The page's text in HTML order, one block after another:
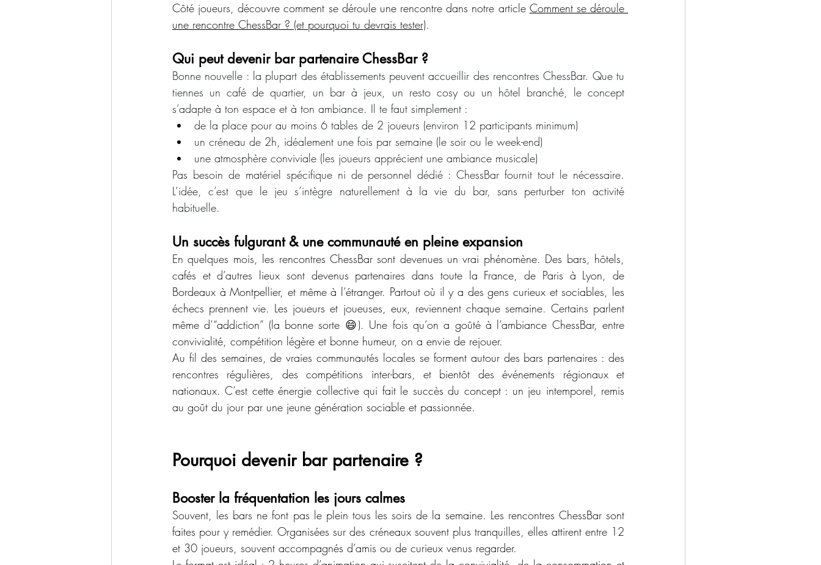
Côté joueurs, découvre comment se déroule une rencontre dans notre article Comment se déroule
une rencontre ChessBar ? (et pourquoi tu devrais tester).
Qui peut devenir bar partenaire ChessBar ?
Bonne nouvelle : la plupart des établissements peuvent accueillir des rencontres ChessBar. Que tu
tiennes un café de quartier, un bar à jeux, un resto cosy ou un hôtel branché, le concept
s’adapte à ton espace et à ton ambiance. Il te faut simplement :
de la place pour au moins 6 tables de 2 joueurs (environ 12 participants minimum)
un créneau de 2h, idéalement une fois par semaine (le soir ou le week-end)
une atmosphère conviviale (les joueurs apprécient une ambiance musicale)
Pas besoin de matériel spécifique ni de personnel dédié : ChessBar fournit tout le nécessaire.
L’idée, c’est que le jeu s’intègre naturellement à la vie du bar, sans perturber ton activité
habituelle.
Un succès fulgurant & une communauté en pleine expansion
En quelques mois, les rencontres ChessBar sont devenues un vrai phénomène. Des bars, hôtels,
cafés et d’autres lieux sont devenus partenaires dans toute la France, de Paris à Lyon, de
Bordeaux à Montpellier, et même à l’étranger. Partout où il y a des gens curieux et sociables, les
échecs prennent vie. Les joueurs et joueuses, eux, reviennent chaque semaine. Certains parlent
même d’“addiction” (la bonne sorte 😄). Une fois qu’on a goûté à l’ambiance ChessBar, entre
convivialité, compétition légère et bonne humeur, on a envie de rejouer.
Au fil des semaines, de vraies communautés locales se forment autour des bars partenaires : des
rencontres régulières, des compétitions inter-bars, et bientôt des événements régionaux et
nationaux. C’est cette énergie collective qui fait le succès du concept : un jeu intemporel, remis
au goût du jour par une jeune génération sociable et passionnée.
Pourquoi devenir bar partenaire ?
Booster la fréquentation les jours calmes
Souvent, les bars ne font pas le plein tous les soirs de la semaine. Les rencontres ChessBar sont
faites pour y remédier. Organisées sur des créneaux souvent plus tranquilles, elles attirent entre 12
et 30 joueurs, souvent accompagnés d’amis ou de curieux venus regarder.